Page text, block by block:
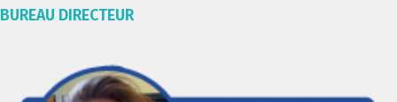
BUREAU DIRECTEUR